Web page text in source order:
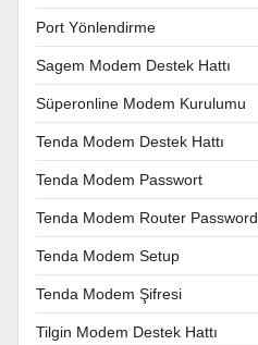
Port Yönlendirme
Sagem Modem Destek Hattı
Süperonline Modem Kurulumu
Tenda Modem Destek Hattı
Tenda Modem Passwort
Tenda Modem Router Password
Tenda Modem Setup
Tenda Modem Şifresi
Tilgin Modem Destek Hattı